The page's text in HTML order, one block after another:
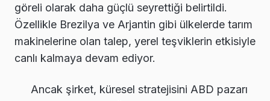
göreli olarak daha güçlü seyrettiği belirtildi.
Özellikle Brezilya ve Arjantin gibi ülkelerde tarım
makinelerine olan talep, yerel teşviklerin etkisiyle
canlı kalmaya devam ediyor.
Ancak şirket, küresel stratejisini ABD pazarı